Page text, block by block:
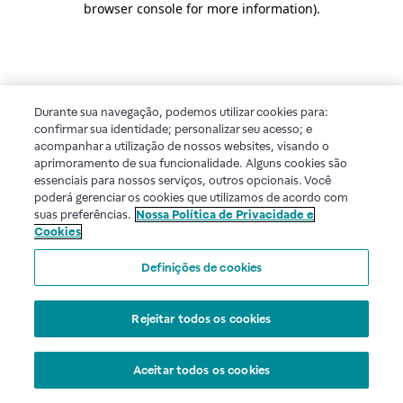
browser console for more information).
Durante sua navegação, podemos utilizar cookies para:
confirmar sua identidade; personalizar seu acesso; e
acompanhar a utilização de nossos websites, visando o
aprimoramento de sua funcionalidade. Alguns cookies são
essenciais para nossos serviços, outros opcionais. Você
poderá gerenciar os cookies que utilizamos de acordo com
suas preferências. Nossa Política de Privacidade e
Cookies
Definições de cookies
Rejeitar todos os cookies
Aceitar todos os cookies